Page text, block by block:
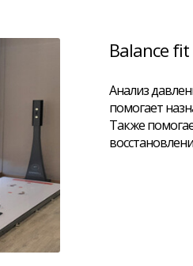
Balance
Анализ
помогает
Также